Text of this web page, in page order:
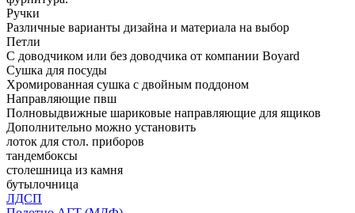
Ручки
Различные варианты дизайна и материала на выбор
Петли
С доводчиком или без доводчика от компании Boyard
Сушка для посуды
Хромированная сушка с двойным поддоном
Направляющие пвш
Полновыдвижные шариковые направляющие для ящиков
Дополнительно можно установить
лоток для стол. приборов
тандембоксы
столешница из камня
бутылочница
ЛДСП